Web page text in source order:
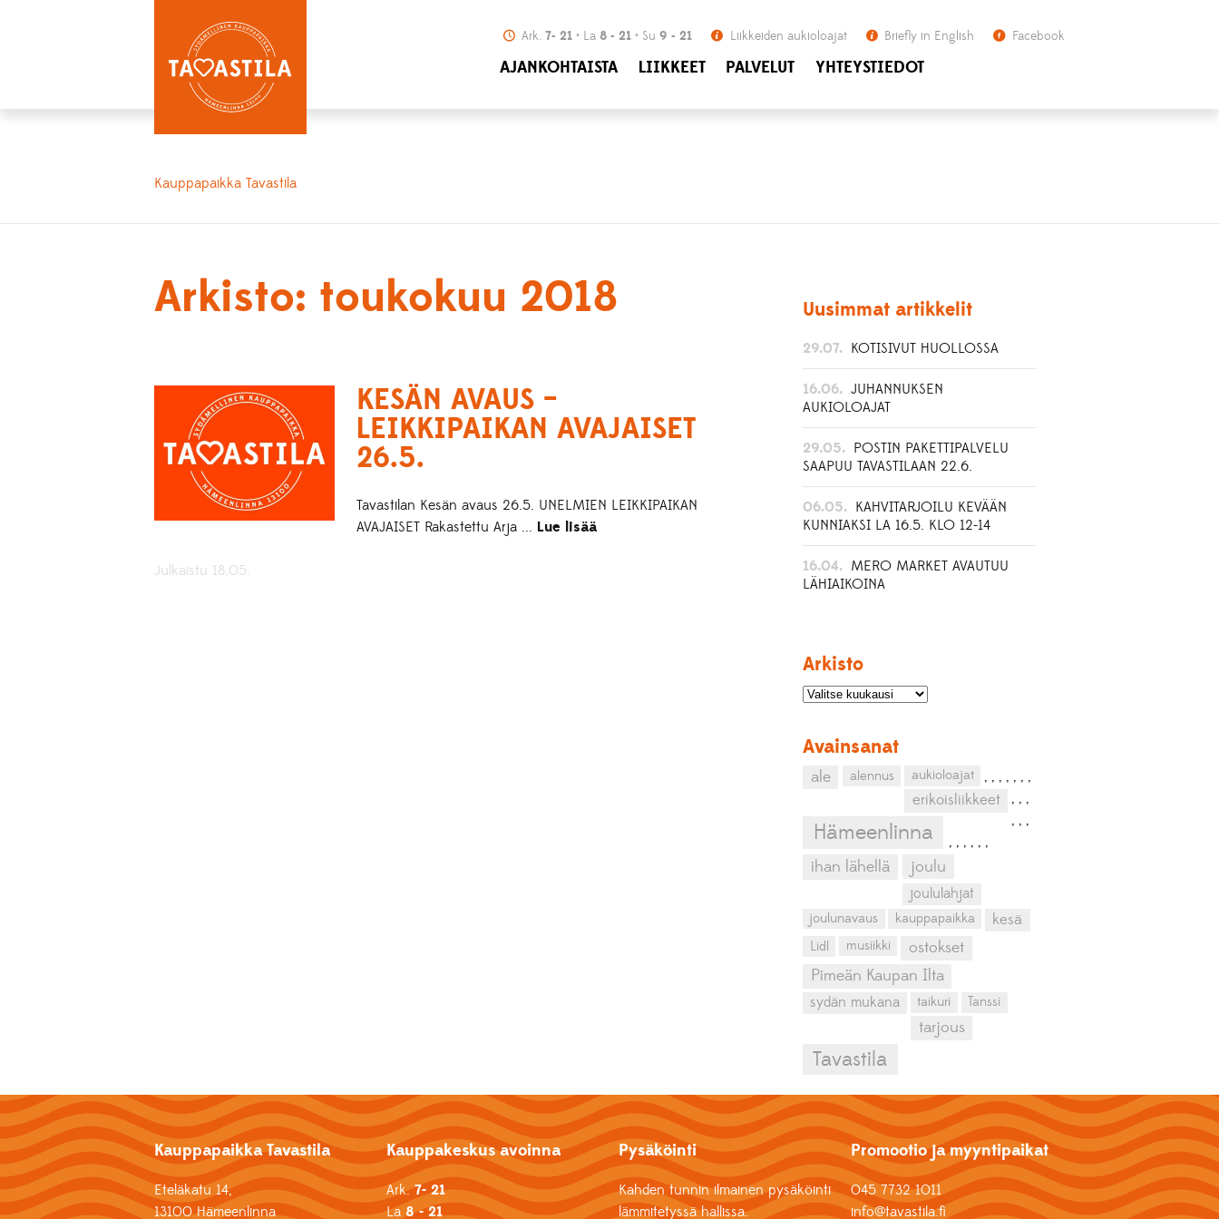
Ark. 7- 21 La 8 - 21 Su 9 - 21 Liikkeiden aukioloajat Briefly in English Facebook
AJANKOHTAISTA LIIKKEET PALVELUT YHTEYSTIEDOT
Kauppapaikka Tavastila
Arkisto: toukokuu 2018
KESÄN AVAUS –
LEIKKIPAIKAN AVAJAISET
26.5.
Tavastilan Kesän avaus 26.5. UNELMIEN LEIKKIPAIKAN
AVAJAISET Rakastettu Arja ... Lue lisää
Julkaistu 18.05.
Uusimmat artikkelit
29.07. KOTISIVUT HUOLLOSSA
16.06. JUHANNUKSEN
AUKIOLOAJAT
29.05. POSTIN PAKETTIPALVELU
SAAPUU TAVASTILAAN 22.6.
06.05. KAHVITARJOILU KEVÄÄN
KUNNIAKSI LA 16.5. KLO 12-14
16.04. MERO MARKET AVAUTUU
LÄHIAIKOINA
Arkisto
Avainsanat
ale ,
alennus ,
aukioloajat ,
erikoisliikkeet
,
Hämeenlinna
,
ihan lähellä
,
joulu
,
joululahjat
,
joulunavaus
,
kauppapaikka
,
kesä
,
Lidl
,
musiikki
,
ostokset
,
Pimeän Kaupan Ilta
,
sydän mukana
,
taikuri
,
Tanssi
,
tarjous
,
Tavastila
Kauppapaikka Tavastila
Eteläkatu 14,
13100 Hämeenlinna
Kauppakeskus avoinna
Ark.7- 21
La 8 - 21
Pysäköinti
Kahden tunnin ilmainen pysäköinti
lämmitetyssä hallissa.
Promootio ja myyntipaikat
045 7732 1011
info@tavastila.fi